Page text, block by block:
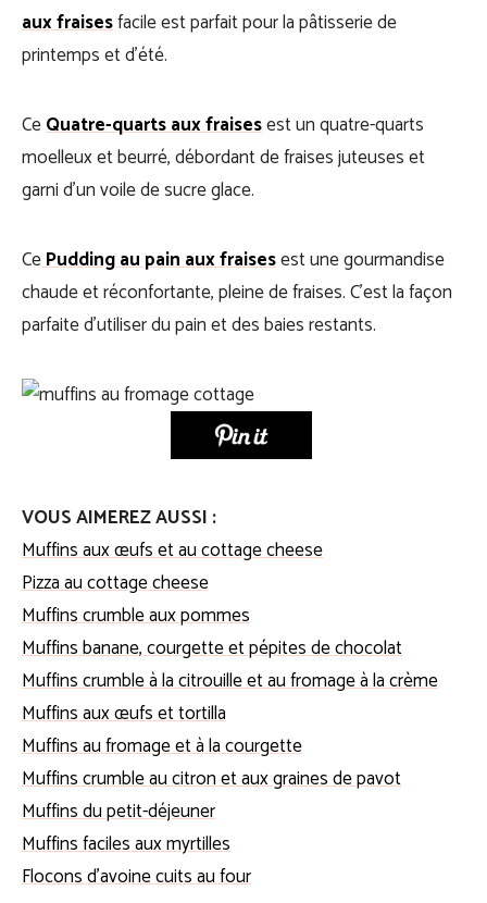
aux fraisesfacile est parfait pour la pâtisserie de
printemps et d’été.
CeQuatre-quarts aux fraisesest un quatre-quarts
moelleux et beurré, débordant de fraises juteuses et
garni d’un voile de sucre glace.
CePudding au pain aux fraisesest une gourmandise
chaude et réconfortante, pleine de fraises. C’est la façon
parfaite d’utiliser du pain et des baies restants.
VOUS AIMEREZ AUSSI :
Muffins aux œufs et au cottage cheese
Pizza au cottage cheese
Muffins crumble aux pommes
Muffins banane, courgette et pépites de chocolat
Muffins crumble à la citrouille et au fromage à la crème
Muffins aux œufs et tortilla
Muffins au fromage et à la courgette
Muffins crumble au citron et aux graines de pavot
Muffins du petit-déjeuner
Muffins faciles aux myrtilles
Flocons d’avoine cuits au four